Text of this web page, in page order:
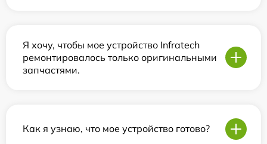
Я хочу, чтобы мое устройство Infratech
ремонтировалось только оригинальными
запчастями.
Как я узнаю, что мое устройство готово?